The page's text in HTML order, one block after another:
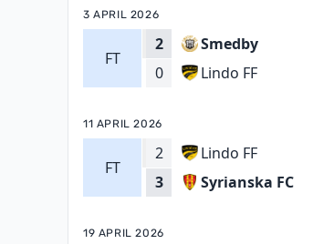
3 APRIL 2026
FT
2
0
Smedby
Lindo FF
11 APRIL 2026
FT
2
3
Lindo FF
Syrianska FC
19 APRIL 2026